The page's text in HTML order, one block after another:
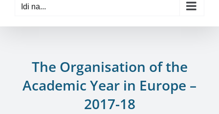
Idi na...
The Organisation of the
Academic Year in Europe –
2017-18